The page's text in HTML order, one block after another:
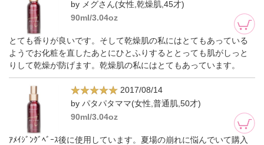
by メグさん(女性,乾燥肌,45才)
90ml/3.04oz
とても香りが良いです。そして乾燥肌の私にはとてもあっている
ようでお化粧を直したあとにひとふりするととっても肌がしっと
りして乾燥が防げます。乾燥肌の私にはとてもあっています。
2017/08/14
by パタパタママ(女性,普通肌,50才)
90ml/3.04oz
ｱﾒｲｼﾞﾝｸﾞﾍﾞｰｽ後に使用しています。夏場の崩れに悩んでいて購入